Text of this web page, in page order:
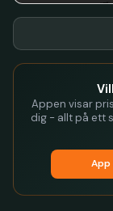
Appen visar
dig - allt på ett